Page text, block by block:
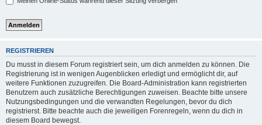
REGISTRIEREN
Du musst in diesem Forum registriert sein, um dich anmelden zu können. Die
Registrierung ist in wenigen Augenblicken erledigt und ermöglicht dir, auf
weitere Funktionen zuzugreifen. Die Board-Administration kann registrierten
Benutzern auch zusätzliche Berechtigungen zuweisen. Beachte bitte unsere
Nutzungsbedingungen und die verwandten Regelungen, bevor du dich
registrierst. Bitte beachte auch die jeweiligen Forenregeln, wenn du dich in
diesem Board bewegst.